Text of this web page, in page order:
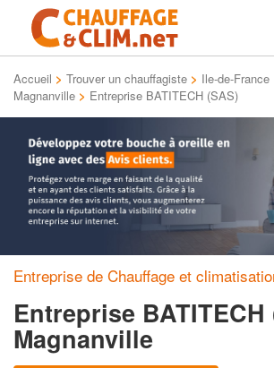
Accueil > Trouver un chauffagiste > Ile-de-France
Magnanville > Entreprise BATITECH (SAS)
Entreprise de Chauffage et
Entreprise BATITECH
Magnanville